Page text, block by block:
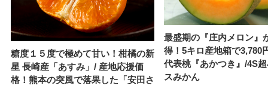
糖度１５度で極めて甘い！柑橘の新
星 長崎産「あすみ」/ 産地応援価
格！熊本の突風で落果した「安田さ
最盛期の『庄内メロン』
得！5キロ産地箱で3,780
代表桃『あかつき』/4S
スみかん